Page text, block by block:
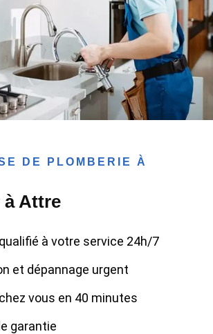
DE PLOMBERIE À
à Attre
à votre service 24h/7
et dépannage urgent
vous en 40 minutes
garantie